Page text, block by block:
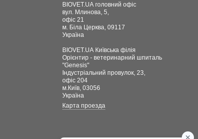
BIOVET.UA головний офіс
вул. Млинова, 5,
офіс 21
м. Біла Церква, 09117
Україна
BIOVET.UA Київська філія
Орієнтир - ветеринарний шпиталь
"Genesis"
Індустріальний провулок, 23,
офіс 204
м.Київ, 03056
Україна
Карта проезда